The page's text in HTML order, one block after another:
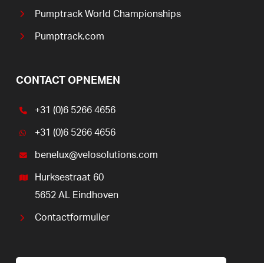
Pumptrack World Championships
Pumptrack.com
CONTACT OPNEMEN
+31 (0)6 5266 4656
+31 (0)6 5266 4656
benelux@velosolutions.com
Hurksestraat 60
5652 AL Eindhoven
Contactformulier